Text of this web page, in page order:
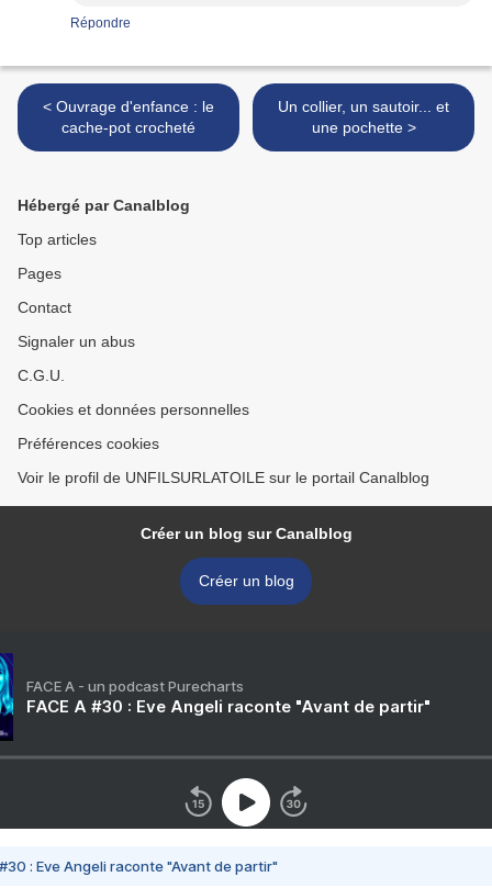
Répondre
< Ouvrage d'enfance : le
cache-pot crocheté
Un collier, un sautoir... et
une pochette >
Hébergé par Canalblog
Top articles
Pages
Contact
Signaler un abus
C.G.U.
Cookies et données personnelles
Préférences cookies
Voir le profil de UNFILSURLATOILE sur le portail Canalblog
Créer un blog sur Canalblog
Créer un blog
FACE A - un podcast Purecharts
FACE A #30 : Eve Angeli raconte "Avant de partir"
#30 : Eve Angeli raconte "Avant de partir"